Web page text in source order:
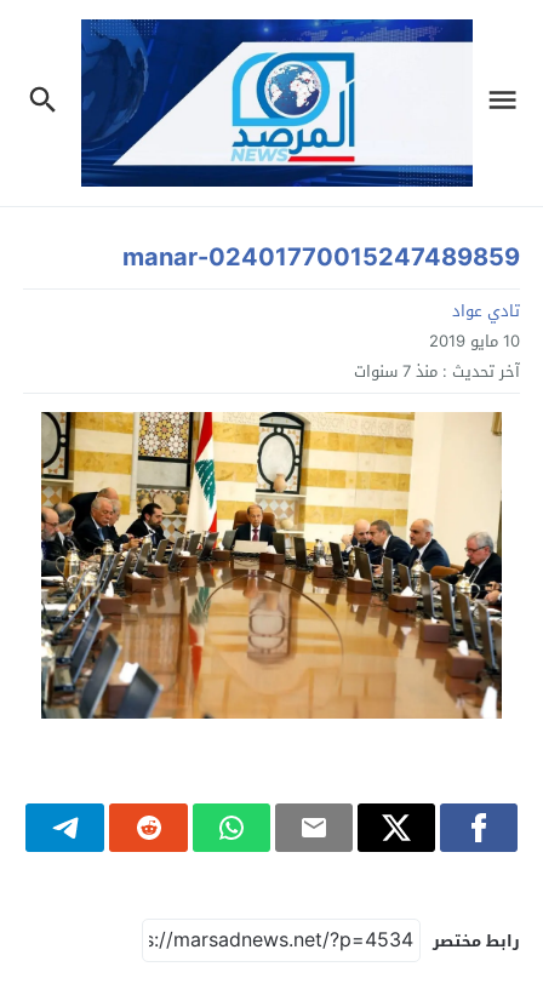
manar-02401770015247489859
تادي عواد
10 مايو 2019
آخر تحديث : منذ 7 سنوات
رابط مختصر